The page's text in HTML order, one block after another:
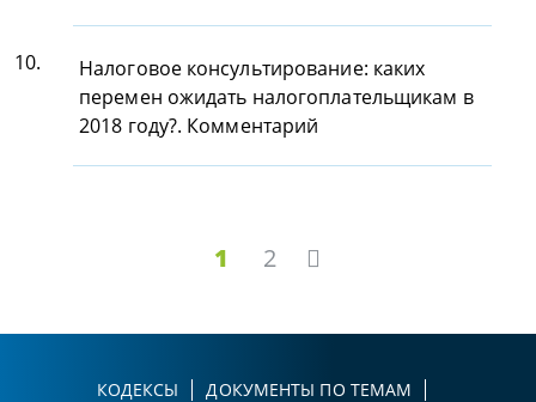
10.
Налоговое консультирование: каких
перемен ожидать налогоплательщикам в
2018 году?. Комментарий
1 2
КОДЕКСЫ
ДОКУМЕНТЫ ПО ТЕМАМ